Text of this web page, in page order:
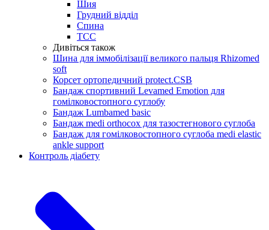
Шия
Грудний відділ
Спина
ТСС
Дивіться також
Шина для іммобілізації великого пальця Rhizomed
soft
Корсет ортопедичний protect.CSB
Бандаж спортивний Levamed Emotion для
гомілковостопного суглобу
Бандаж Lumbamed basic
Бандаж medi orthocox для тазостегнового суглоба
Бандаж для гомілковостопного суглоба medi elastic
ankle support
Контроль діабету